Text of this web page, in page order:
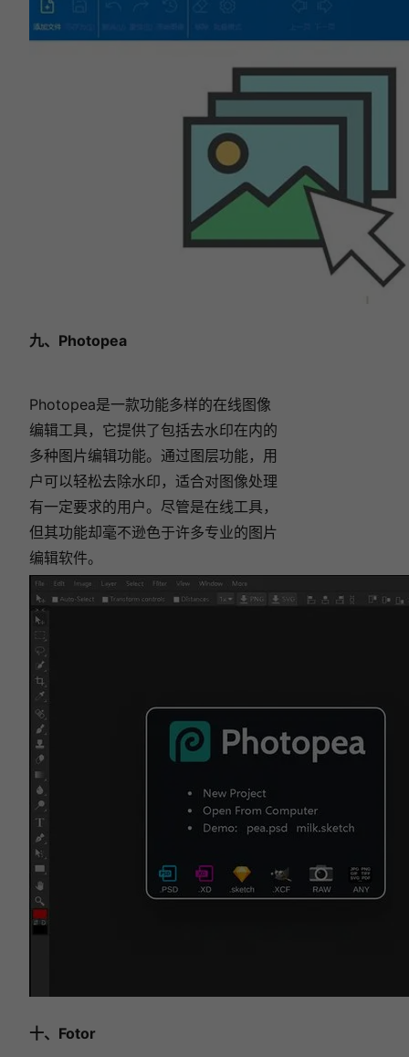
九、Photopea
Photopea是一款功能多样的在线图像
编辑工具，它提供了包括去水印在内的
多种图片编辑功能。通过图层功能，用
户可以轻松去除水印，适合对图像处理
有一定要求的用户。尽管是在线工具，
但其功能却毫不逊色于许多专业的图片
编辑软件。
十、Fotor